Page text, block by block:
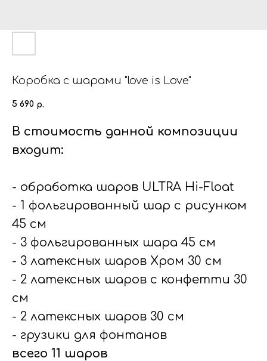
Коробка с шарами "love is Love"
5 690 р.
В стоимость данной композиции
входит:
- обработка шаров ULTRA Hi-Float
- 1 фольгированный шар с рисунком
45 см
- 3 фольгированных шара 45 см
- 3 латексных шаров Хром 30 см
- 2 латексных шаров с конфетти 30
см
- 2 латексных шаров 30 см
- грузики для фонтанов
всего 11 шаров